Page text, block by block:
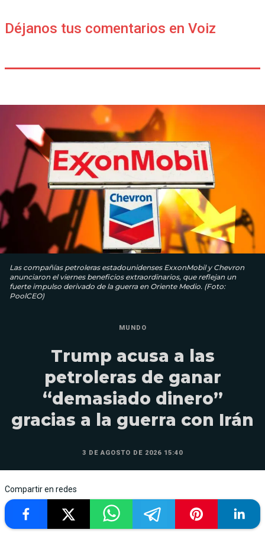
Déjanos tus comentarios en Voiz
Las compañías petroleras estadounidenses ExxonMobil y Chevron
anunciaron el viernes beneficios extraordinarios, que reflejan un
fuerte impulso derivado de la guerra en Oriente Medio. (Foto:
PoolCEO)
MUNDO
Trump acusa a las
petroleras de ganar
“demasiado dinero”
gracias a la guerra con Irán
3 DE AGOSTO DE 2026 15:40
Compartir en redes